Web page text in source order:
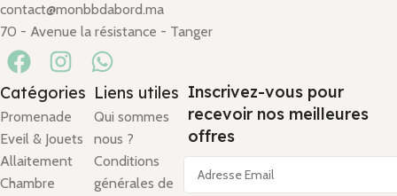
contact@monbbdabord.ma
70 - Avenue la résistance - Tanger
Catégories
Promenade
Eveil & Jouets
Allaitement
Chambre
Liens utiles
Qui sommes
nous ?
Conditions
générales de
Inscrivez-vous pour
recevoir nos meilleures
offres